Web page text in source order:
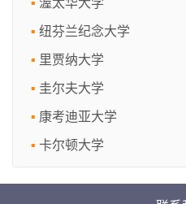
纽芬兰纪念大学
里贾纳大学
圭尔夫大学
康考迪亚大学
卡尔顿大学